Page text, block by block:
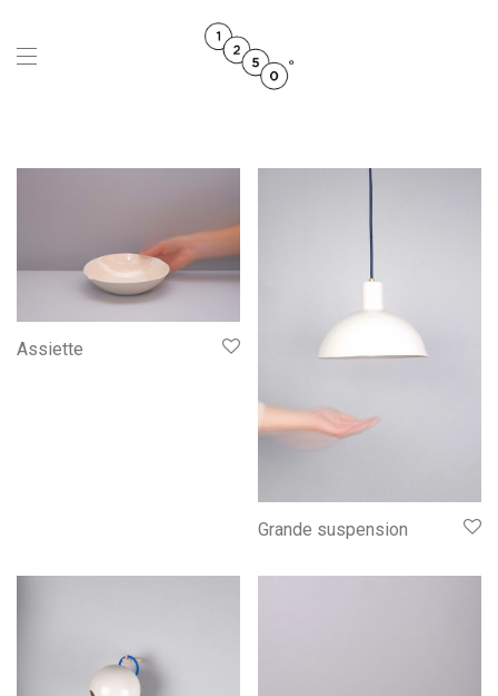
Assiette
Grande suspension